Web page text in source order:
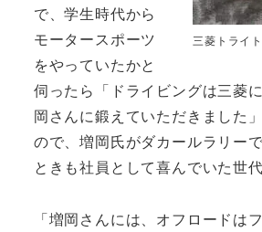
三菱トライ
で、学生時代から
モータースポーツ
をやっていたかと
伺ったら「ドライビングは三菱
岡さんに鍛えていただきました
ので、増岡氏がダカールラリー
ときも社員として喜んでいた世代
「増岡さんには、オフロードは